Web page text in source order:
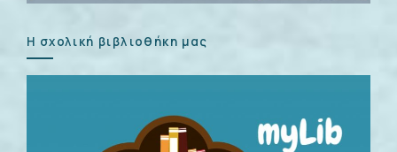
Η σχολική βιβλιοθήκη μας